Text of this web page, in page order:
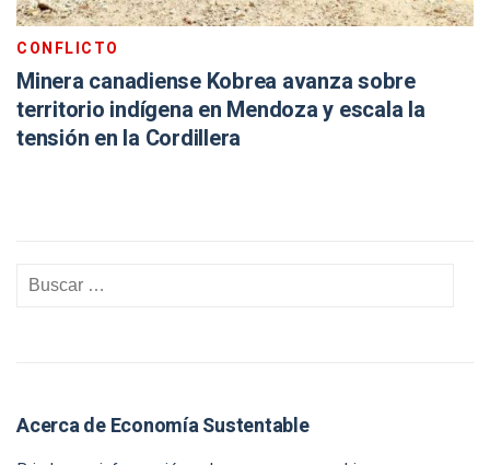
CONFLICTO
Minera canadiense Kobrea avanza sobre
territorio indígena en Mendoza y escala la
tensión en la Cordillera
Acerca de Economía Sustentable